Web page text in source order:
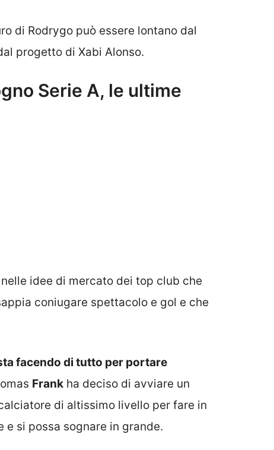
di Rodrygo può essere lontano dal
progetto di Xabi Alonso.
Serie A, le ultime
idee di mercato dei top club che
coniugare spettacolo e gol e che
facendo di tutto per portare
Frank ha deciso di avviare un
di altissimo livello per fare in
si possa sognare in grande.